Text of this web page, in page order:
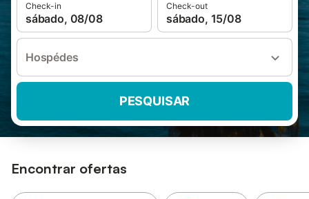
Check-in
sábado, 08/08
Check-out
sábado, 15/08
Hospédes
PESQUISAR
Encontrar ofertas